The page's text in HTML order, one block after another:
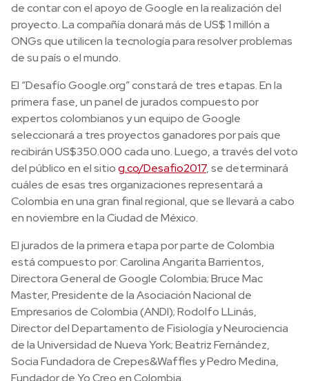
de contar con el apoyo de Google en la realización del
proyecto. La compañía donará más de US$ 1 millón a
ONGs que utilicen la tecnología para resolver problemas
de su país o el mundo.
El “Desafío Google.org” constará de tres etapas. En la
primera fase, un panel de jurados compuesto por
expertos colombianos y un equipo de Google
seleccionará a tres proyectos ganadores por país que
recibirán US$350.000 cada uno. Luego, a través del voto
del público en el sitiog.co/Desafio2017, se determinará
cuáles de esas tres organizaciones representará a
Colombia en una gran final regional, que se llevará a cabo
en noviembre en la Ciudad de México.
El jurados de la primera etapa por parte de Colombia
está compuesto por: Carolina Angarita Barrientos,
Directora General de Google Colombia; Bruce Mac
Master, Presidente de la Asociación Nacional de
Empresarios de Colombia (ANDI); Rodolfo LLinás,
Director del Departamento de Fisiología y Neurociencia
de la Universidad de Nueva York; Beatriz Fernández,
Socia Fundadora de Crepes&Waffles y Pedro Medina,
Fundador de Yo Creo en Colombia.